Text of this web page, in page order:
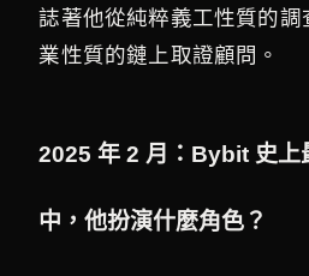
誌著他從純粹義工性質的
業性質的鏈上取證顧問。
2025 年 2 月：Bybit 史上
中，他扮演什麼角色？